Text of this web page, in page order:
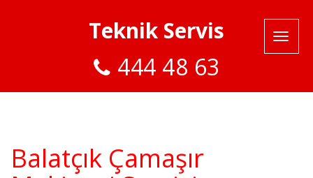
Teknik Servis
444 48 63
Balatçık Çamaşır